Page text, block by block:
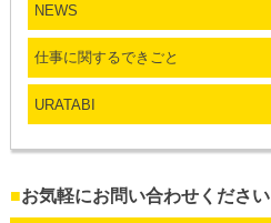
NEWS
仕事に関するできごと
URATABI
■お気軽にお問い合わせください